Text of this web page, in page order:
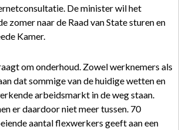
De minister wil het
zomer naar de Raad van State sturen en
Kamer.
om onderhoud. Zowel werknemers als
dat sommige van de huidige wetten en
arbeidsmarkt in de weg staan.
er daardoor niet meer tussen. 70
aantal flexwerkers geeft aan een